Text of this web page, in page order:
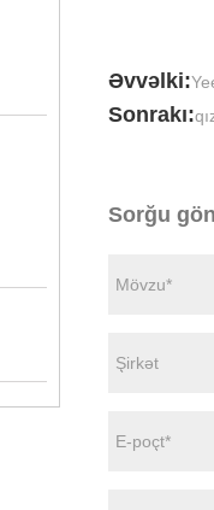
Əvvəlki:
Sonrakı:
Sorğu